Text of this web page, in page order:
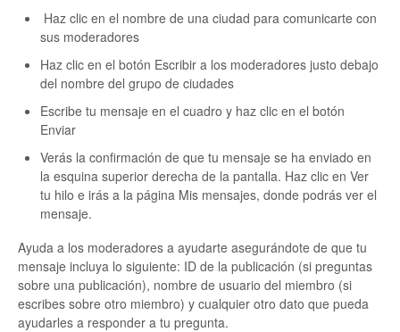
Haz clic en el nombre de una ciudad para comunicarte con
sus moderadores
Haz clic en el botón Escribir a los moderadores justo debajo
del nombre del grupo de ciudades
Escribe tu mensaje en el cuadro y haz clic en el botón
Enviar
Verás la confirmación de que tu mensaje se ha enviado en
la esquina superior derecha de la pantalla. Haz clic en Ver
tu hilo e irás a la página Mis mensajes, donde podrás ver el
mensaje.
Ayuda a los moderadores a ayudarte asegurándote de que tu
mensaje incluya lo siguiente: ID de la publicación (si preguntas
sobre una publicación), nombre de usuario del miembro (si
escribes sobre otro miembro) y cualquier otro dato que pueda
ayudarles a responder a tu pregunta.